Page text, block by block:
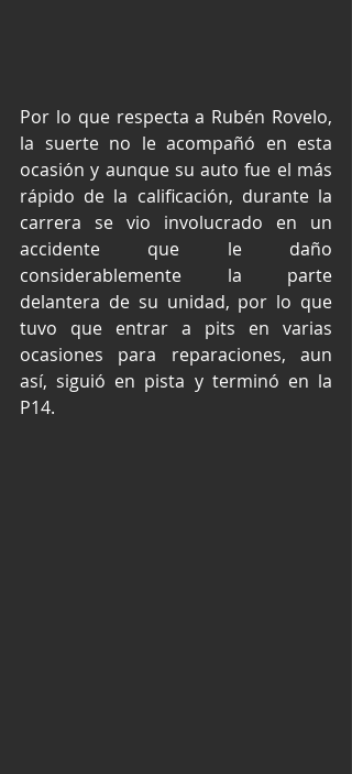
Por lo que respecta a Rubén Rovelo,
la suerte no le acompañó en esta
ocasión y aunque su auto fue el más
rápido de la calificación, durante la
carrera se vio involucrado en un
accidente que le daño
considerablemente la parte
delantera de su unidad, por lo que
tuvo que entrar a pits en varias
ocasiones para reparaciones, aun
así, siguió en pista y terminó en la
P14.